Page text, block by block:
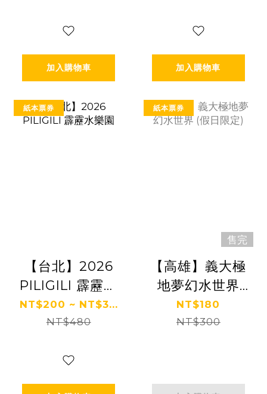
加入購物車 加入購物車
紙本票券
【台北】2026
PILIGILI 霹靂水
樂園
NT$200 ~ NT$3...
NT$480
紙本票券
售完
【高雄】義大極
地夢幻水世界
(假日限定)
NT$180
NT$300